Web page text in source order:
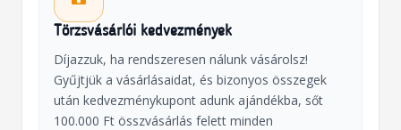
Törzsvásárlói kedvezmények
Díjazzuk, ha rendszeresen nálunk vásárolsz!
Gyűjtjük a vásárlásaidat, és bizonyos összegek
után kedvezménykupont adunk ajándékba, sőt
100.000 Ft összvásárlás felett minden